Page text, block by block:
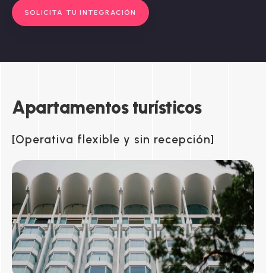
SOLICITA TU INTEGRACIÓN
Apartamentos turísticos
Operativa flexible y sin recepción